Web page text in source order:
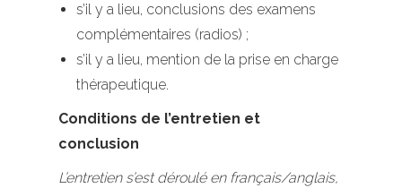
s’il y a lieu, conclusions des examens
complémentaires (radios) ;
s’il y a lieu, mention de la prise en charge
thérapeutique.
Conditions de l’entretien et
conclusion
L’entretien s’est déroulé en français/anglais,